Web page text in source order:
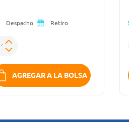
Despacho Retiro
AGREGAR A LA BOLSA